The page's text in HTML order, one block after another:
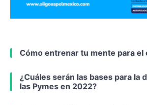
Cómo entrenar tu mente para el
¿Cuáles serán las bases para la
las Pymes en 2022?